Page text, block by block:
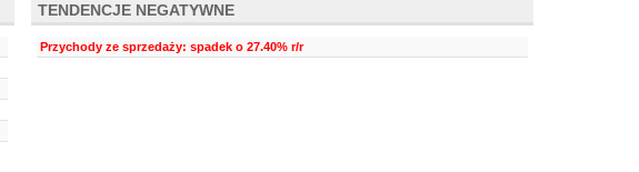
TENDENCJE NEGATYWNE
Przychody ze sprzedaży: spadek o 27.40% r/r